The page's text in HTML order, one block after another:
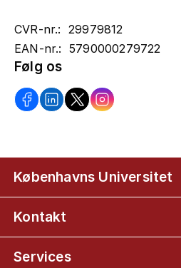
CVR-nr.: 29979812
EAN-nr.: 5790000279722
Følg os
Københavns Universitet
Kontakt
Services